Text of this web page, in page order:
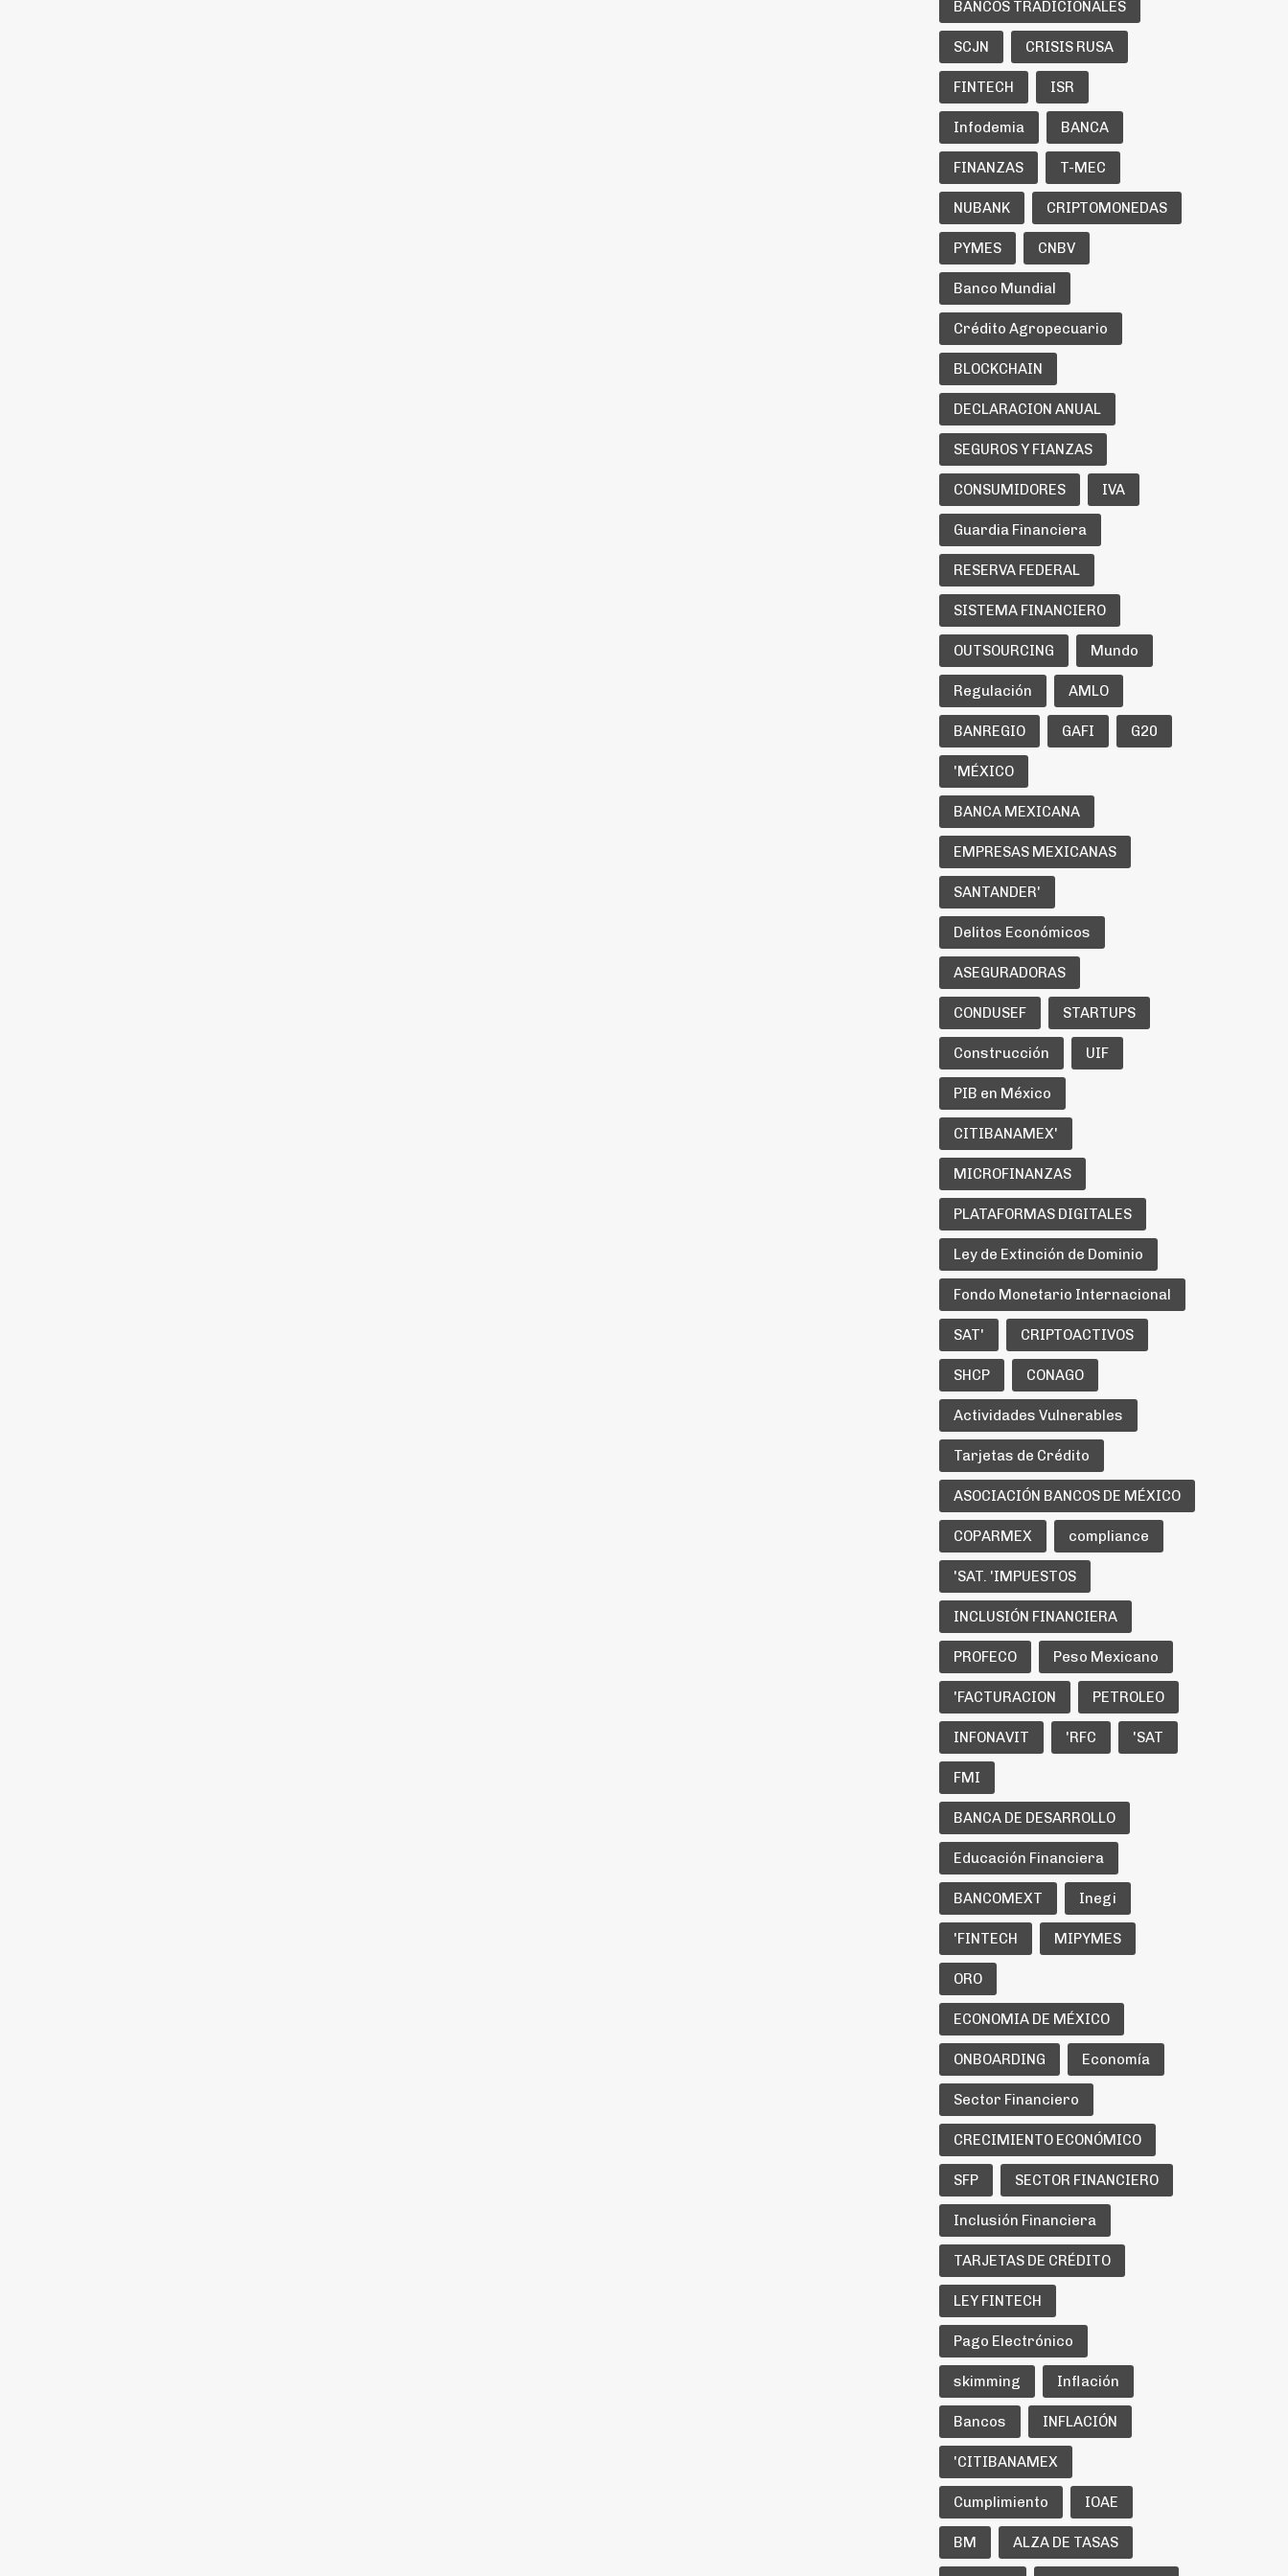
BANCOS TRADICIONALES
SCJN CRISIS RUSA
FINTECH ISR
Infodemia BANCA
FINANZAS T-MEC
NUBANK CRIPTOMONEDAS
PYMES CNBV
Banco Mundial
Crédito Agropecuario
BLOCKCHAIN
DECLARACION ANUAL
SEGUROS Y FIANZAS
CONSUMIDORES IVA
Guardia Financiera
RESERVA FEDERAL
SISTEMA FINANCIERO
OUTSOURCING Mundo
Regulación AMLO
BANREGIO GAFI G20
'MÉXICO
BANCA MEXICANA
EMPRESAS MEXICANAS
SANTANDER'
Delitos Económicos
ASEGURADORAS
CONDUSEF STARTUPS
Construcción UIF
PIB en México
CITIBANAMEX'
MICROFINANZAS
PLATAFORMAS DIGITALES
Ley de Extinción de Dominio
Fondo Monetario Internacional
SAT' CRIPTOACTIVOS
SHCP CONAGO
Actividades Vulnerables
Tarjetas de Crédito
ASOCIACIÓN BANCOS DE MÉXICO
COPARMEX compliance
'SAT. 'IMPUESTOS
INCLUSIÓN FINANCIERA
PROFECO Peso Mexicano
'FACTURACION PETROLEO
INFONAVIT 'RFC 'SAT
FMI
BANCA DE DESARROLLO
Educación Financiera
BANCOMEXT Inegi
'FINTECH MIPYMES
ORO
ECONOMIA DE MÉXICO
ONBOARDING Economía
Sector Financiero
CRECIMIENTO ECONÓMICO
SFP SECTOR FINANCIERO
Inclusión Financiera
TARJETAS DE CRÉDITO
LEY FINTECH
Pago Electrónico
skimming Inflación
Bancos INFLACIÓN
'CITIBANAMEX
Cumplimiento IOAE
BM ALZA DE TASAS